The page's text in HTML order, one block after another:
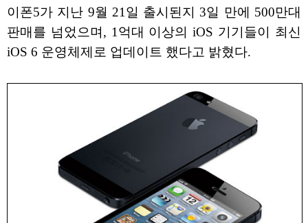
이폰5가 지난 9월 21일 출시된지 3일 만에 500만대
판매를 넘었으며, 1억대 이상의 iOS 기기들이 최신
iOS 6 운영체제로 업데이트 했다고 밝혔다.